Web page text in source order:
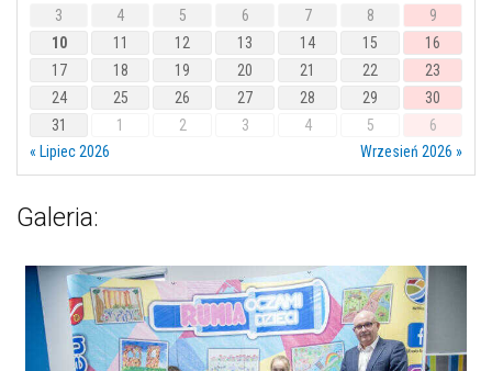
3
4 5 6 7 8
9
10
11 12 13 14 15
16
17
18 19 20 21 22
23
24
25 26 27 28 29
30
31
1 2 3 4 5
6
« Lipiec 2026
Wrzesień 2026 »
Galeria: